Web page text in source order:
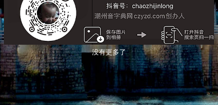
没有更多了